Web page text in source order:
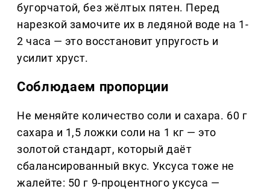
бугорчатой, без жёлтых пятен. Перед
нарезкой замочите их в ледяной воде на 1-
2 часа — это восстановит упругость и
усилит хруст.
Соблюдаем пропорции
Не меняйте количество соли и сахара. 60 г
сахара и 1,5 ложки соли на 1 кг — это
золотой стандарт, который даёт
сбалансированный вкус. Уксуса тоже не
жалейте: 50 г 9-процентного уксуса —